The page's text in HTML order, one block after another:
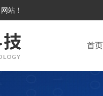
网站！
首页